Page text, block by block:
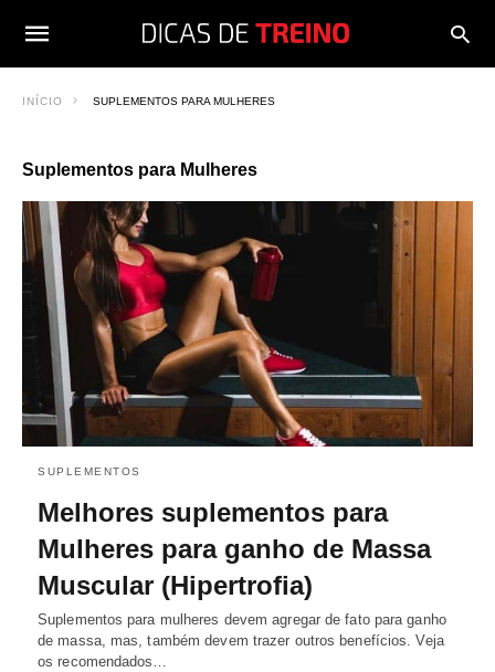
INÍCIO SUPLEMENTOS PARA MULHERES
Suplementos para Mulheres
SUPLEMENTOS
Melhores suplementos para
Mulheres para ganho de Massa
Muscular (Hipertrofia)
Suplementos para mulheres devem agregar de fato para ganho
de massa, mas, também devem trazer outros benefícios. Veja
os recomendados…